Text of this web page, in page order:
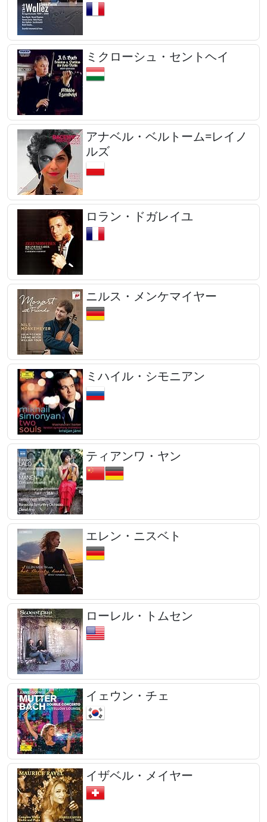
ミクローシュ・セントヘイ
アナベル・ベルトーム=レイノ
ルズ
ロラン・ドガレイユ
ニルス・メンケマイヤー
ミハイル・シモニアン
ティアンワ・ヤン
エレン・ニスベト
ローレル・トムセン
イェウン・チェ
イザベル・メイヤー